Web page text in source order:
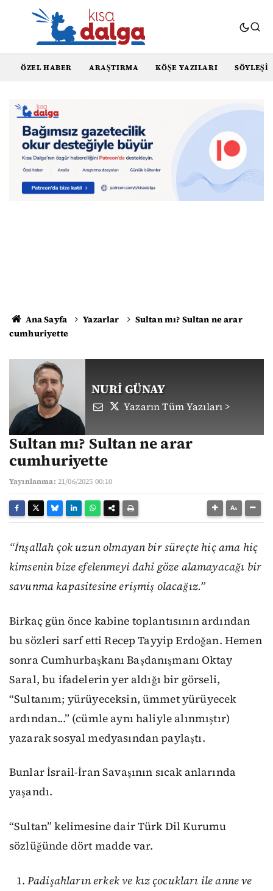
ÖZEL HABER ARAŞTIRMA KÖŞE YAZILARI SÖYLEŞI
Ana Sayfa Yazarlar
Sultan mı? Sultan ne arar
cumhuriyette
NURİ GÜNAY
Yazarın Tüm Yazıları >
Sultan mı? Sultan ne arar
cumhuriyette
Yayınlanma: 21/06/2025 00:10
“İnşallah çok uzun olmayan bir süreçte hiç ama hiç
kimsenin bize efelenmeyi dahi göze alamayacağı bir
savunma kapasitesine erişmiş olacağız.”
Birkaç gün önce kabine toplantısının ardından
bu sözleri sarf etti Recep Tayyip Erdoğan. Hemen
sonra Cumhurbaşkanı Başdanışmanı Oktay
Saral, bu ifadelerin yer aldığı bir görseli,
“Sultanım; yürüyeceksin, ümmet yürüyecek
ardından...” (cümle aynı haliyle alınmıştır)
yazarak sosyal medyasından paylaştı.
Bunlar İsrail-İran Savaşının sıcak anlarında
yaşandı.
“Sultan” kelimesine dair Türk Dil Kurumu
sözlüğünde dört madde var.
Padişahların erkek ve kız çocukları ile anne ve